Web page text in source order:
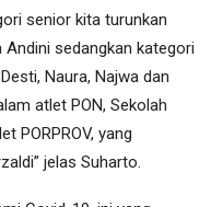
senior kita turunkan
sedangkan kategori
Naura, Najwa dan
atlet PON, Sekolah
PORPROV, yang
jelas Suharto.